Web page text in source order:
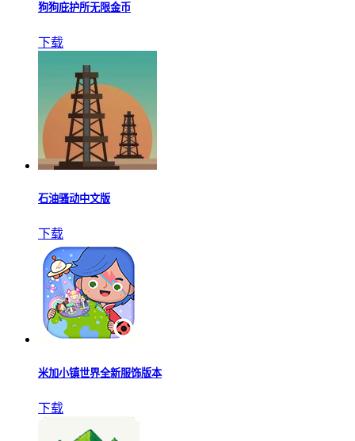
狗狗庇护所无限金币
下载
石油骚动中文版
下载
米加小镇世界全新服饰版本
下载